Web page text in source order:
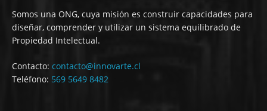
Somos una ONG, cuya misión es construir capacidades para
diseñar, comprender y utilizar un sistema equilibrado de
Propiedad Intelectual.
Contacto: contacto@innovarte.cl
Teléfono: 569 5649 8482